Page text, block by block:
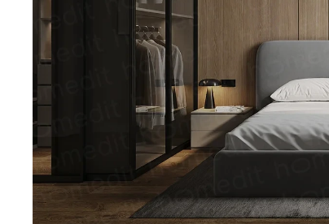
Топперы для диванов
Спальные гарнитуры
Прикроватные тумбы
Туалетные столики
Пуфы
Товары для сна